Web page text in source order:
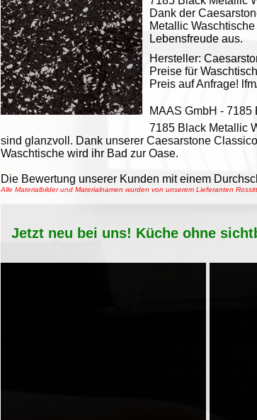
Dank der
Metallic
Lebensfreude aus.
Hersteller:
Preise für
Preis auf Anfrage!
MAAS GmbH - 7185
7185 Black Metallic
sind glanzvoll. Dank unserer Caesarstone
Waschtische wird ihr Bad zur Oase.
Die Bewertung unserer Kunden mit einem
Alle Materialbilder und Materialnamen wurden von unserem Lieferanten
Jetzt neu bei uns! Küche ohne